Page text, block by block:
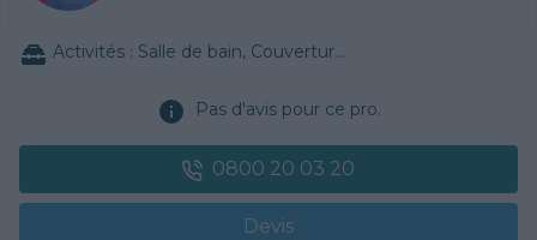
Activités : Salle de bain, Couverture tuiles / petits éléments, Isolation thermique des murs intérieurs, Alarme, Isolation des combles aménageables, Traitement de l'eau, Décrassage / Démoussage de toiture, Cheminée, Terrassement, Plancher chauffant
Pas d'avis pour ce pro.
0800 20 03 20
Devis